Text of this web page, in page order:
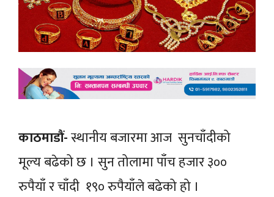
काठमाडौं-स्थानीय बजारमा आज सुनचाँदीको
मूल्य बढेको छ । सुन तोलामा पाँच हजार ३००
रुपैयाँ र चाँदी १९० रुपैयाँले बढेको हो ।